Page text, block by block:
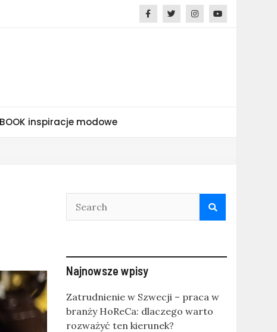
inspiracje modowe
Najnowsze wpisy
Zatrudnienie w Szwecji – praca w
branży HoReCa: dlaczego warto
rozważyć ten kierunek?